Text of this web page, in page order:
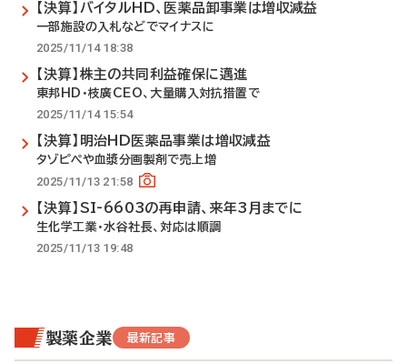
【決算】バイタルHD、医薬品卸事業は増収減益
一部施設の入札などでマイナスに
2025/11/14 18:38
【決算】株主の共同利益確保に邁進
東邦HD・枝廣CEO、大量購入対抗措置で
2025/11/14 15:54
【決算】明治HD医薬品事業は増収減益
タゾピペや血漿分画製剤で売上増
2025/11/13 21:58
【決算】SI-6603の再申請、来年3月までに
生化学工業・水谷社長、対応は順調
2025/11/13 19:48
製薬企業 最新記事